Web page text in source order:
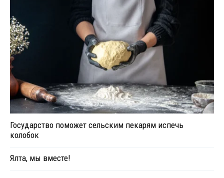
Государство поможет сельским пекарям испечь
колобок
Ялта, мы вместе!